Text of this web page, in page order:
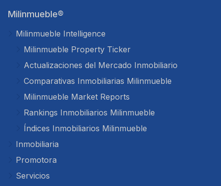
Milinmueble®
Milinmueble Intelligence
Milinmueble Property Ticker
Actualizaciones del Mercado Inmobiliario
Comparativas Inmobiliarias Milinmueble
Milinmueble Market Reports
Rankings Inmobiliarios Milinmueble
Índices Inmobiliarios Milinmueble
Inmobiliaria
Promotora
Servicios